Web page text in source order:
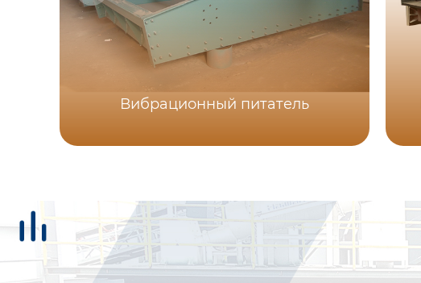
Вибрационный питатель